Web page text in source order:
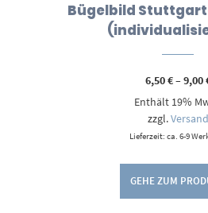
Bügelbild
6,50€–9,00
Enthält 19%
zzgl.Versand
Lieferzeit: ca. 6-9
GEHE ZUM